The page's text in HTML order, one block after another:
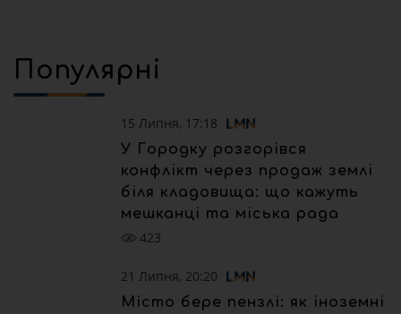
Популярні
15 Липня, 17:18
У Городку розгорівся
конфлікт через продаж землі
біля кладовища: що кажуть
мешканці та міська рада
423
21 Липня, 20:20
Місто бере пензлі: як іноземні